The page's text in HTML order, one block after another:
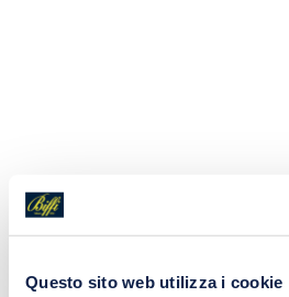
Questo sito web utilizza i cookie